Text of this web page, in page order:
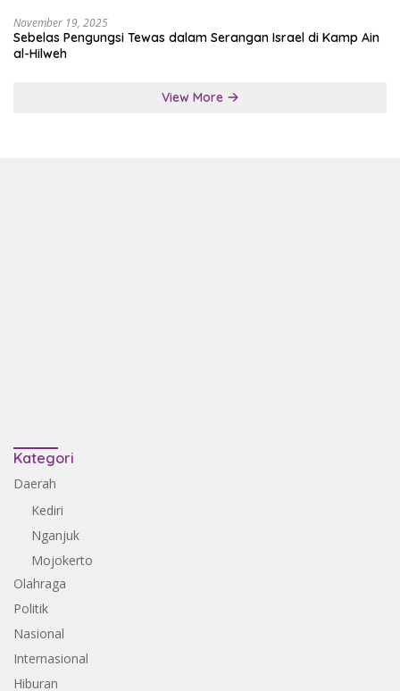
November 19, 2025
Sebelas Pengungsi Tewas dalam Serangan Israel di Kamp Ain
al-Hilweh
View More
Kategori
Daerah
Kediri
Nganjuk
Mojokerto
Olahraga
Politik
Nasional
Internasional
Hiburan